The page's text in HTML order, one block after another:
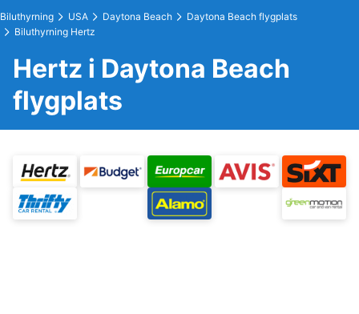
Biluthyrning USA Daytona Beach
Daytona Beach flygplats
Biluthyrning Hertz
Hertz i Daytona Beach
flygplats